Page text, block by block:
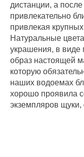
дистанции, а
привлекательно
привлекая
Натуральные
украшения, в виде
образ настоящей
которую
наших водоемах
хорошо проявила
экземпляров щуки,